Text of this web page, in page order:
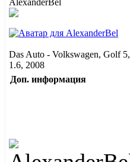
Das Auto - Volkswagen, Golf 5,
1.6, 2008
Доп. информация